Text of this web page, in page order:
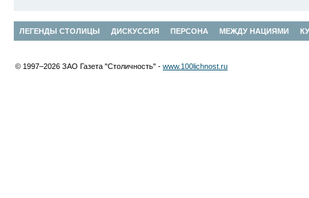
ЛЕГЕНДЫ СТОЛИЦЫ ДИСКУССИЯ ПЕРСОНА МЕЖДУ НАЦИЯМИ
© 1997–2026 ЗАО Газета "Столичность" - www.100lichnost.ru